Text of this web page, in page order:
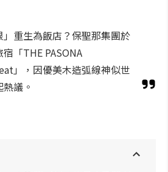
重生為飯店？保聖那集團於
「THE PASONA
」，因優美木造弧線神似世
議。